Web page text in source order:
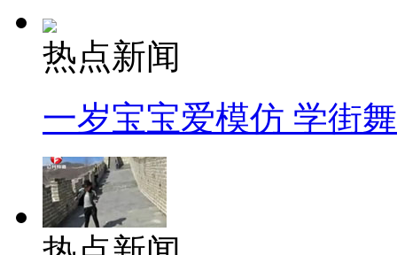
热点新闻
一岁宝宝爱模仿 学街